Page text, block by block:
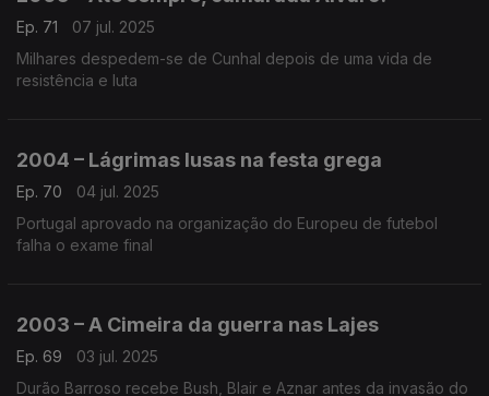
Ep. 71
07 jul. 2025
Milhares despedem-se de Cunhal depois de uma vida de
resistência e luta
2004 – Lágrimas lusas na festa grega
Ep. 70
04 jul. 2025
Portugal aprovado na organização do Europeu de futebol
falha o exame final
2003 – A Cimeira da guerra nas Lajes
Ep. 69
03 jul. 2025
Durão Barroso recebe Bush, Blair e Aznar antes da invasão do